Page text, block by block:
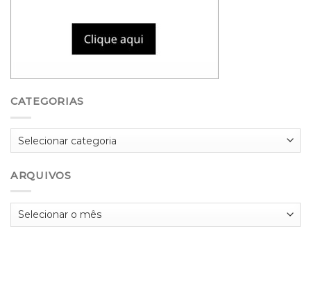
CATEGORIAS
Categorias
ARQUIVOS
Arquivos